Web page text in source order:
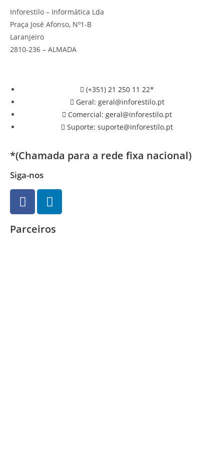
Inforestilo – Informática Lda
Praça José Afonso, Nº1-B
Laranjeiro
2810-236 – ALMADA
(+351) 21 250 11 22*
Geral: geral@inforestilo.pt
Comercial: geral@inforestilo.pt
Suporte: suporte@inforestilo.pt
*(Chamada para a rede fixa nacional)
Siga-nos
Parceiros